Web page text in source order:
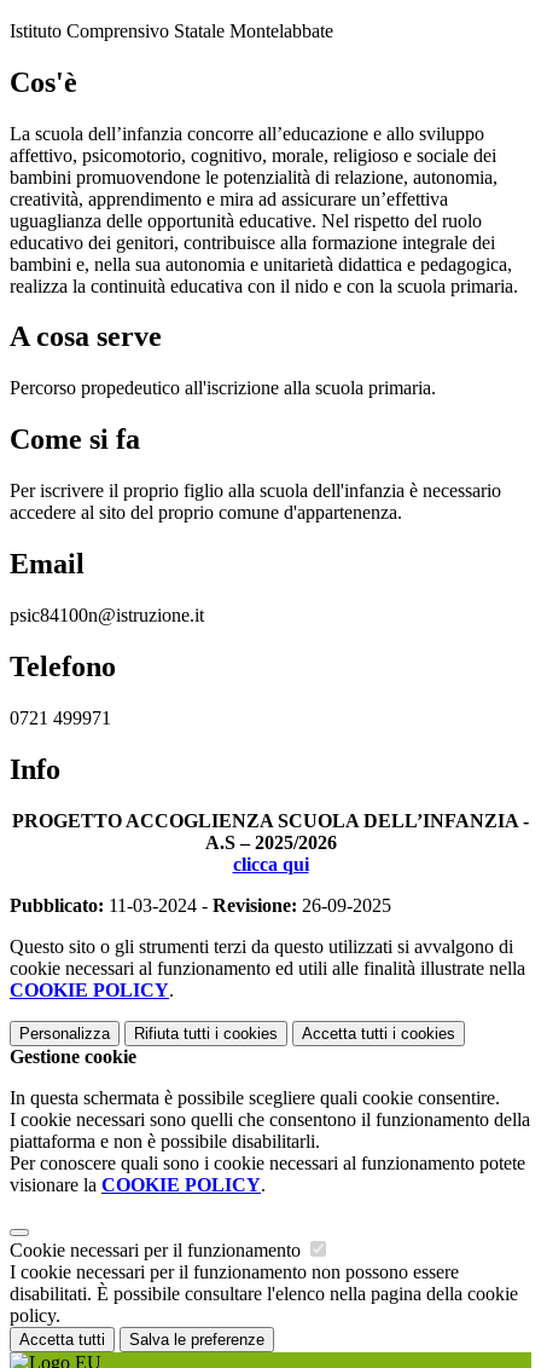
Istituto Comprensivo Statale Montelabbate
Cos'è
La scuola dell’infanzia concorre all’educazione e allo sviluppo
affettivo, psicomotorio, cognitivo, morale, religioso e sociale dei
bambini promuovendone le potenzialità di relazione, autonomia,
creatività, apprendimento e mira ad assicurare un’effettiva
uguaglianza delle opportunità educative. Nel rispetto del ruolo
educativo dei genitori, contribuisce alla formazione integrale dei
bambini e, nella sua autonomia e unitarietà didattica e pedagogica,
realizza la continuità educativa con il nido e con la scuola primaria.
A cosa serve
Percorso propedeutico all'iscrizione alla scuola primaria.
Come si fa
Per iscrivere il proprio figlio alla scuola dell'infanzia è necessario
accedere al sito del proprio comune d'appartenenza.
Email
psic84100n@istruzione.it
Telefono
0721 499971
Info
PROGETTO ACCOGLIENZA SCUOLA DELL’INFANZIA -
A.S – 2025/2026
clicca qui
Pubblicato: 11-03-2024 - Revisione: 26-09-2025
Questo sito o gli strumenti terzi da questo utilizzati si avvalgono di
cookie necessari al funzionamento ed utili alle finalità illustrate nella
COOKIE POLICY.
Personalizza Rifiuta tutti i cookies Accetta tutti i cookies
Gestione cookie
In questa schermata è possibile scegliere quali cookie consentire.
I cookie necessari sono quelli che consentono il funzionamento della
piattaforma e non è possibile disabilitarli.
Per conoscere quali sono i cookie necessari al funzionamento potete
visionare la COOKIE POLICY.
Cookie necessari per il funzionamento
I cookie necessari per il funzionamento non possono essere
disabilitati. È possibile consultare l'elenco nella pagina della cookie
policy.
Accetta tutti Salva le preferenze